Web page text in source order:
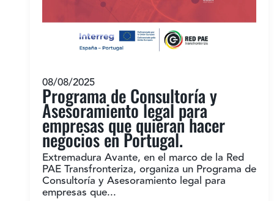
08/08/2025
Programa de Consultoría y
Asesoramiento legal para
empresas que quieran hacer
negocios en Portugal.
Extremadura Avante, en el marco de la Red
PAE Transfronteriza, organiza un Programa de
Consultoría y Asesoramiento legal para
empresas que...